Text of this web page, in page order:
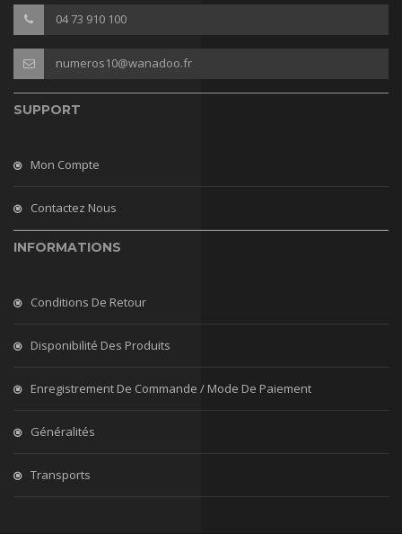
04 73 910 100
numeros10@wanadoo.fr
SUPPORT
Mon Compte
Contactez Nous
INFORMATIONS
Conditions De Retour
Disponibilité Des Produits
Enregistrement De Commande / Mode De Paiement
Généralités
Transports